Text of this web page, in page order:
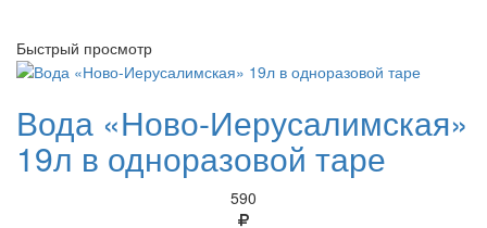
Быстрый просмотр
Вода «Ново-Иерусалимская»
19л в одноразовой таре
590